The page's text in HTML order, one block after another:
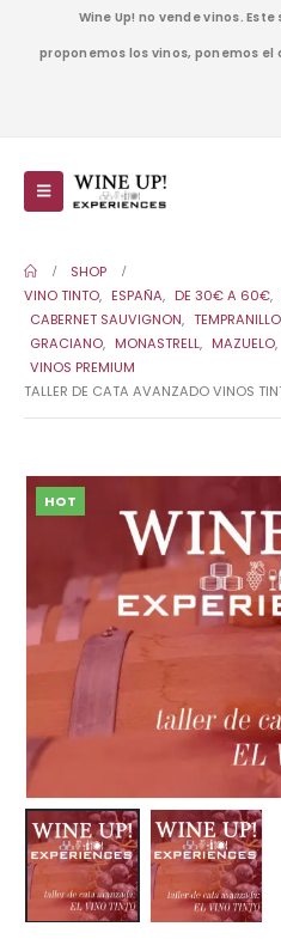
Wine Up! no vende vinos.
proponemos los vinos, ponemos
SHOP
VINO TINTO, ESPAÑA, DE 30€ A 60€,
CABERNET SAUVIGNON, TEMPRANILLO
GRACIANO, MONASTRELL, MAZUELO,
VINOS PREMIUM
TALLER DE CATA AVANZADO VINOS
HOT